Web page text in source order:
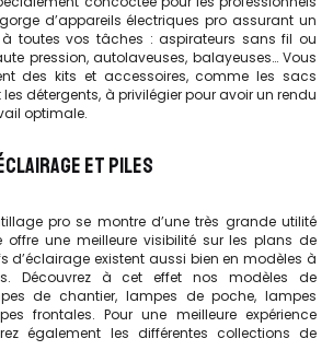
d’appareils électriques pro assurant un
toutes vos tâches : aspirateurs sans fil ou
pression, autolaveuses, balayeuses… Vous
des kits et accessoires, comme les sacs
les détergents, à privilégier pour avoir un rendu
optimale.
ET PILES
pro se montre d’une très grande utilité
une meilleure visibilité sur les plans de
d’éclairage existent aussi bien en modèles à
Découvrez à cet effet nos modèles de
de chantier, lampes de poche, lampes
frontales. Pour une meilleure expérience
également les différentes collections de